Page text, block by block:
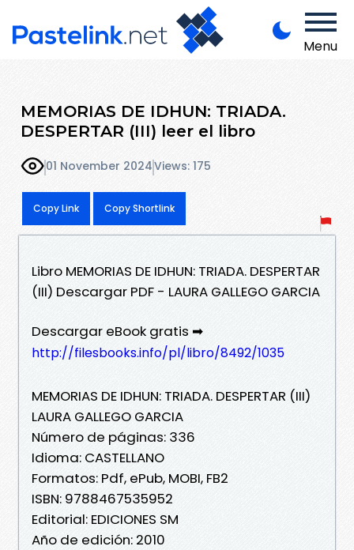
Menu
MEMORIAS DE IDHUN: TRIADA.
DESPERTAR (III) leer el libro
01 November 2024Views: 175
Copy Link Copy Shortlink
Libro MEMORIAS DE IDHUN: TRIADA. DESPERTAR
(III) Descargar PDF - LAURA GALLEGO GARCIA
Descargar eBook gratis ➡
http://filesbooks.info/pl/libro/8492/1035
MEMORIAS DE IDHUN: TRIADA. DESPERTAR (III)
LAURA GALLEGO GARCIA
Número de páginas: 336
Idioma: CASTELLANO
Formatos: Pdf, ePub, MOBI, FB2
ISBN: 9788467535952
Editorial: EDICIONES SM
Año de edición: 2010